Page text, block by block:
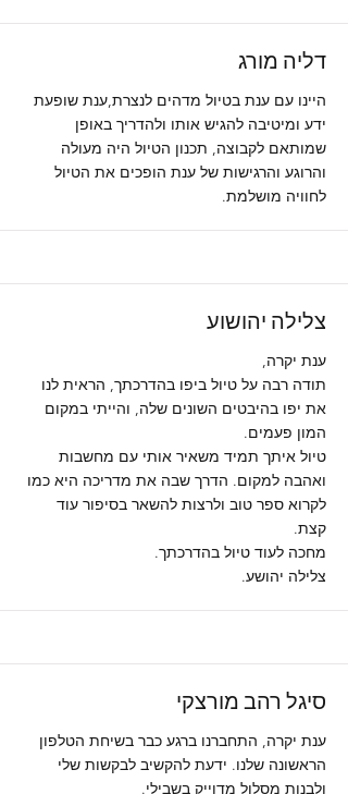
דליה מורג
היינו עם ענת בטיול מדהים לנצרת,ענת שופעת
ידע ומיטיבה להגיש אותו ולהדריך באופן
שמותאם לקבוצה, תכנון הטיול היה מעולה
והרוגע והרגישות של ענת הופכים את הטיול
לחוויה מושלמת.
צלילה יהושוע
ענת יקרה,
תודה רבה על טיול ביפו בהדרכתך, הראית לנו
את יפו בהיבטים השונים שלה, והייתי במקום
המון פעמים.
טיול איתך תמיד משאיר אותי עם מחשבות
ואהבה למקום. הדרך שבה את מדריכה היא כמו
לקרוא ספר טוב ולרצות להשאר בסיפור עוד
קצת.
מחכה לעוד טיול בהדרכתך.
צלילה יהושע.
סיגל רהב מורצקי
ענת יקרה, התחברנו ברגע כבר בשיחת הטלפון
הראשונה שלנו. ידעת להקשיב לבקשות שלי
ולבנות מסלול מדוייק בשבילי.